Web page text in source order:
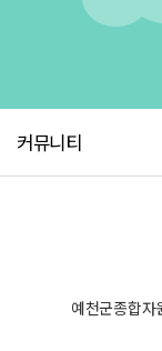
커뮤니티
예천군종합자